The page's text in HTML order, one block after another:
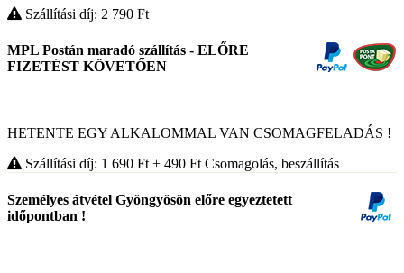
Szállítási díj: 2 790 Ft
MPL Postán maradó szállítás - ELŐRE
FIZETÉST KÖVETŐEN
HETENTE EGY ALKALOMMAL VAN CSOMAGFELADÁS !
Szállítási díj: 1 690 Ft + 490 Ft Csomagolás, beszállítás
Személyes átvétel Gyöngyösön előre egyeztetett
időpontban !